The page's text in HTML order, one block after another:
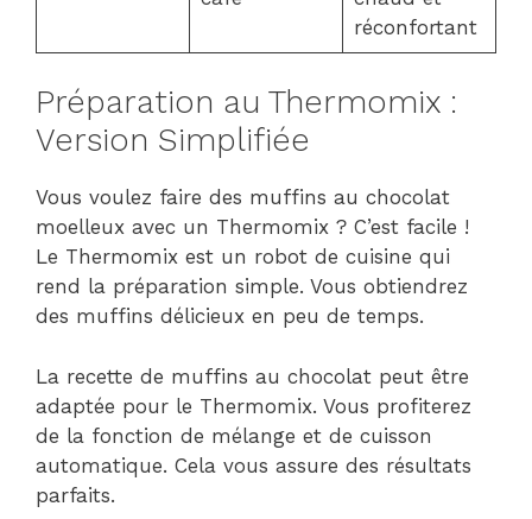
réconfortant
Préparation au Thermomix :
Version Simplifiée
Vous voulez faire des muffins au chocolat
moelleux avec un Thermomix ? C’est facile !
Le Thermomix est un robot de cuisine qui
rend la préparation simple. Vous obtiendrez
des muffins délicieux en peu de temps.
La recette de muffins au chocolat peut être
adaptée pour le Thermomix. Vous profiterez
de la fonction de mélange et de cuisson
automatique. Cela vous assure des résultats
parfaits.